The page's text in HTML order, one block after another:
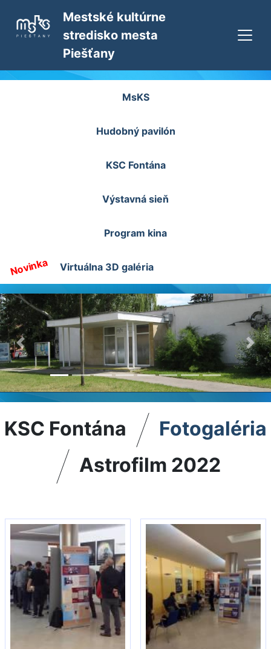
Mestské kultúrne
stredisko mesta
Piešťany
MsKS
Hudobný pavilón
KSC Fontána
Výstavná sieň
Program kina
Novinka Virtuálna 3D galéria
Previous
KSC Fontána
Fotogaléria
Astrofilm 2022